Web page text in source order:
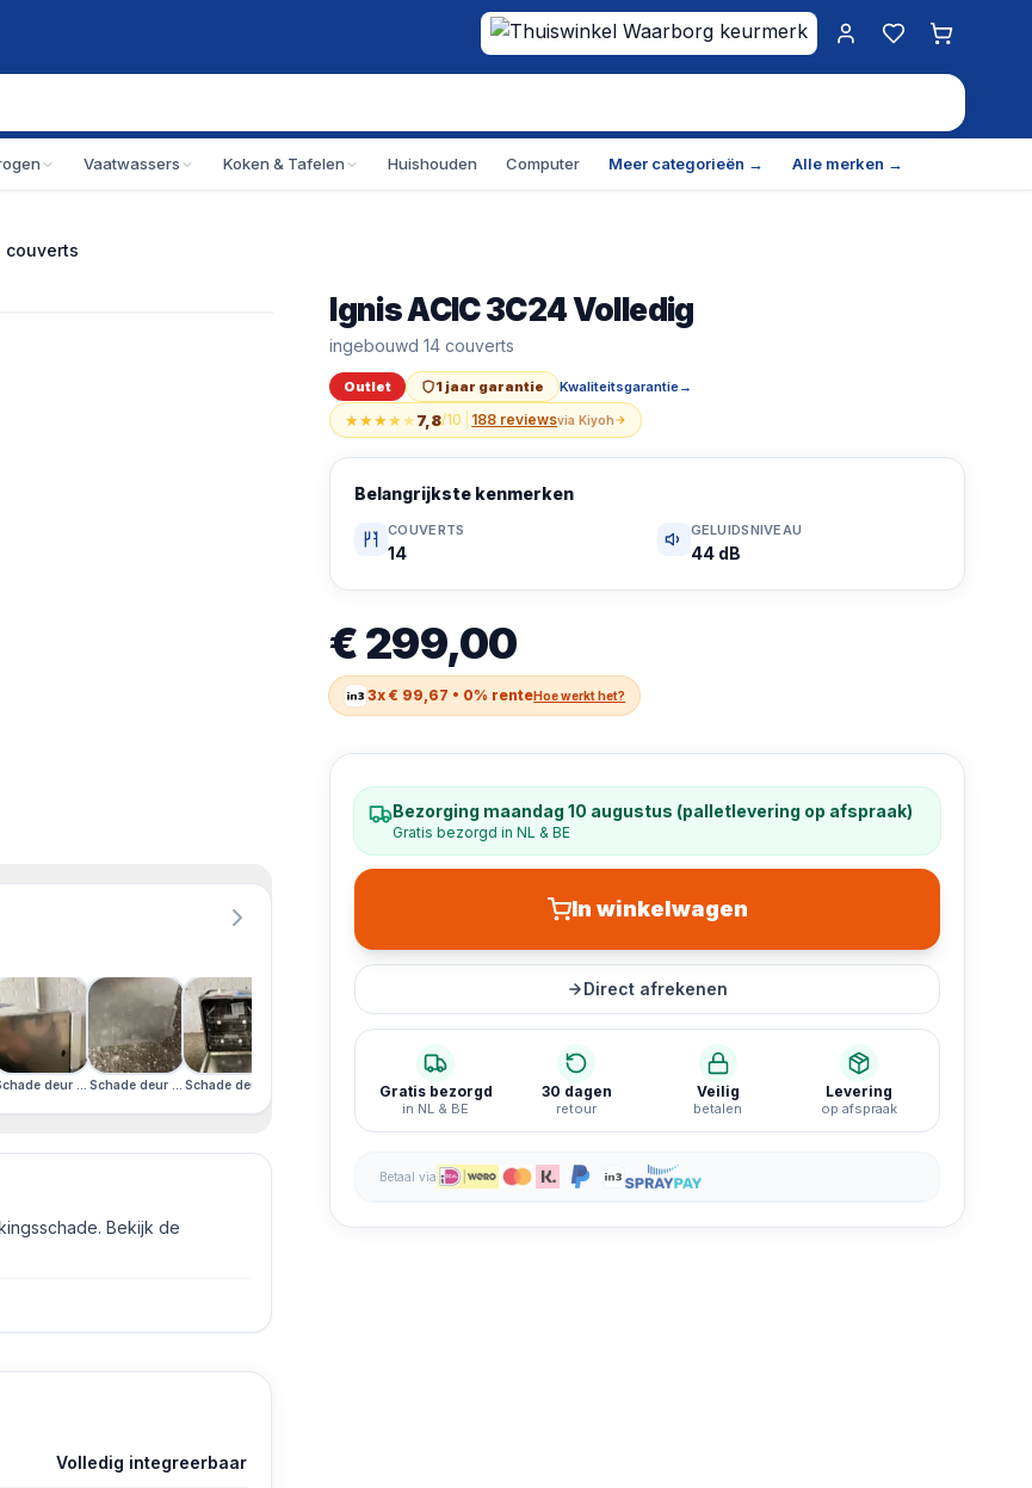
Mijn account
Favorieten
Vaatwassers Koken & Tafelen Huishouden Computer Meer categorieën → Alle merken →
couverts
· Schade linkerzijkant
rechterzijkant · Schade linkerzijkant
deur · Schade rechterzijkant · Schade linkerzijkant
Schade deur · Schade rechterzijkant · Schade linkerzijkant
Schade deur · Schade rechterzijkant · Schade linkerzijkant
Schade deur · Schade rechterzijkant · Schade linkerzijkant
Bekijk de
Volledig integreerbaar
Outlet
Ignis ACIC 3C24 Volledig ingebouwd 14 couverts
Ignis ACIC 3C24 Volledig
ingebouwd 14 couverts
Outlet 1 jaar garantie Kwaliteitsgarantie→
★★★★★7,8/10 188 reviewsviaKiyoh
Belangrijkste kenmerken
COUVERTS
14
GELUIDSNIVEAU
44 dB
€ 299,00
3x € 99,67 • 0% renteHoe werkt het?
Bezorging maandag 10 augustus (palletlevering op afspraak)
Gratis bezorgd in NL & BE
In winkelwagen
Direct afrekenen
Gratis bezorgd
in NL & BE
30 dagen
retour
Veilig
betalen
Levering
op afspraak
Betaal via